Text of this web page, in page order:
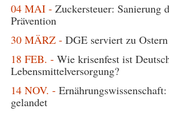
04 MAI - Zuckersteuer: Sanierung
Prävention
30 MÄRZ - DGE serviert zu
18 FEB. - Wie krisenfest ist
Lebensmittelversorgung?
14 NOV. -
gelandet